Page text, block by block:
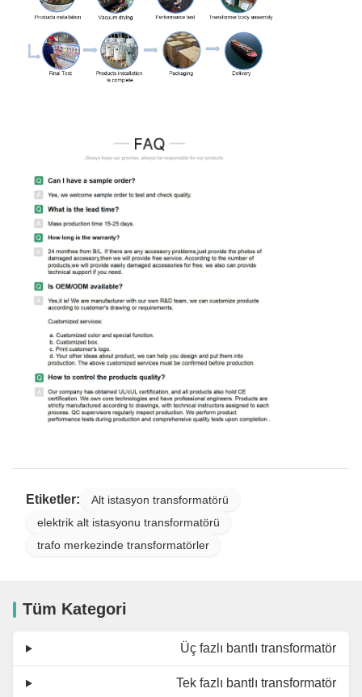
Etiketler:
Alt istasyon transformatörü
elektrik alt istasyonu transformatörü
trafo merkezinde transformatörler
Tüm Kategori
Üç fazlı bantlı transformatör
Tek fazlı bantlı transformatör